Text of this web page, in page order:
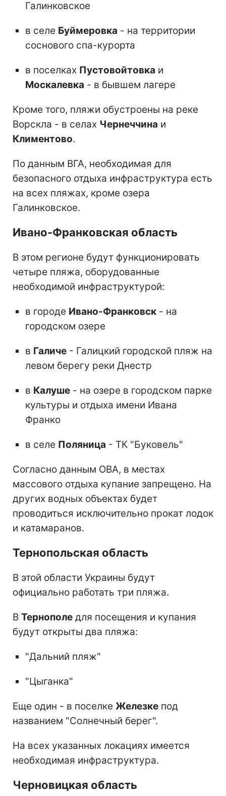
Галинковское
в селе Буймеровка - на территории
соснового спа-курорта
в поселках Пустовойтовка и
Москалевка - в бывшем лагере
Кроме того, пляжи обустроены на реке
Ворскла - в селах Чернеччина и
Климентово.
По данным ВГА, необходимая для
безопасного отдыха инфраструктура есть
на всех пляжах, кроме озера
Галинковское.
Ивано-Франковская область
В этом регионе будут функционировать
четыре пляжа, оборудованные
необходимой инфраструктурой:
в городе Ивано-Франковск - на
городском озере
в Галиче - Галицкий городской пляж на
левом берегу реки Днестр
в Калуше - на озере в городском парке
культуры и отдыха имени Ивана
Франко
в селе Поляница - ТК "Буковель"
Согласно данным ОВА, в местах
массового отдыха купание запрещено. На
других водных объектах будет
проводиться исключительно прокат лодок
и катамаранов.
Тернопольская область
В этой области Украины будут
официально работать три пляжа.
В Тернополе для посещения и купания
будут открыты два пляжа:
"Дальний пляж"
"Цыганка"
Еще один - в поселке Железке под
названием "Солнечный берег".
На всех указанных локациях имеется
необходимая инфраструктура.
Черновицкая область